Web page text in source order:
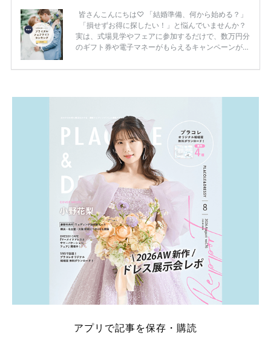
皆さんこんにちは♡ 「結婚準備、何から始める？」
「損せずお得に探したい！」と悩んでいませんか？
実は、式場見学やフェアに参加するだけで、数万円分
のギフト券や電子マネーがもらえるキャンペーンがあ
ため、比較せずに選ぶと損をしてしまうことも……。
一番お得？」「プラコレの特典は？」といった疑問も
解決します。 まずは診断で候補を絞れる「ウェディ
ング診断」か、体験型 […]続きを読む
アプリで記事を保存・購読